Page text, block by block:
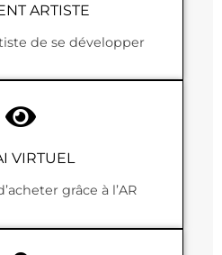
ARTISTE
de se développer
VIRTUEL
grâce à l’AR